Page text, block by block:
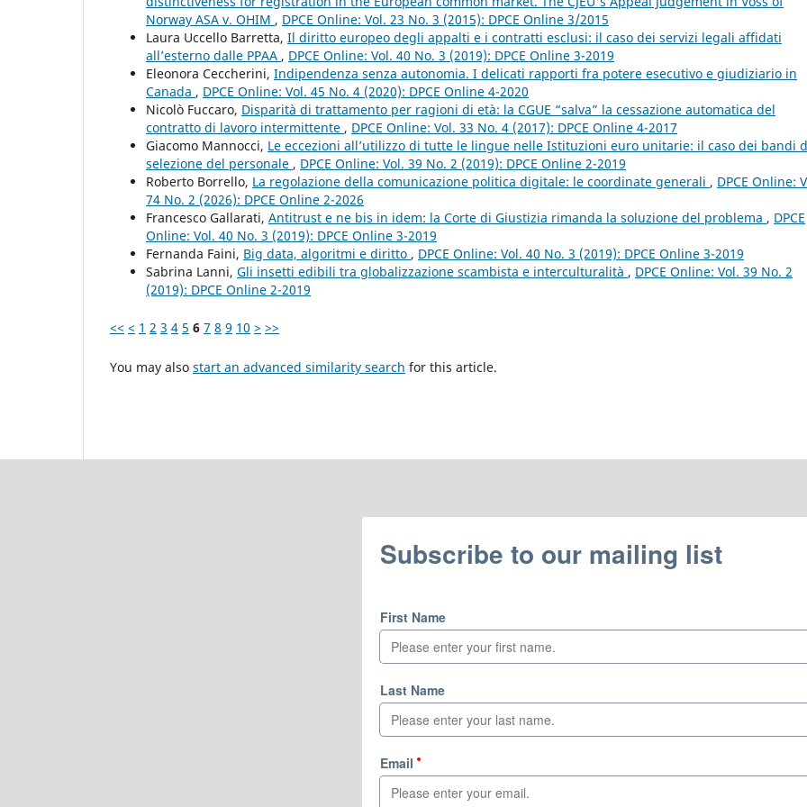
Norway ASA v. OHIM , DPCE Online: Vol. 23 No. 3 (2015): DPCE Online 3/2015
Laura Uccello Barretta, Il diritto europeo degli appalti e i contratti esclusi: il caso dei servizi legali affidati
all’esterno dalle PPAA , DPCE Online: Vol. 40 No. 3 (2019): DPCE Online 3-2019
Eleonora Ceccherini, Indipendenza senza autonomia. I delicati rapporti fra potere esecutivo e giudiziario in
Canada , DPCE Online: Vol. 45 No. 4 (2020): DPCE Online 4-2020
Nicolò Fuccaro, Disparità di trattamento per ragioni di età: la CGUE “salva” la cessazione automatica del
contratto di lavoro intermittente , DPCE Online: Vol. 33 No. 4 (2017): DPCE Online 4-2017
Giacomo Mannocci, Le eccezioni all’utilizzo di tutte le lingue nelle Istituzioni euro unitarie: il caso dei bandi
selezione del personale , DPCE Online: Vol. 39 No. 2 (2019): DPCE Online 2-2019
Roberto Borrello, La regolazione della comunicazione politica digitale: le coordinate generali , DPCE Online:
74 No. 2 (2026): DPCE Online 2-2026
Francesco Gallarati, Antitrust e ne bis in idem: la Corte di Giustizia rimanda la soluzione del problema , DPCE
Online: Vol. 40 No. 3 (2019): DPCE Online 3-2019
Fernanda Faini, Big data, algoritmi e diritto , DPCE Online: Vol. 40 No. 3 (2019): DPCE Online 3-2019
Sabrina Lanni, Gli insetti edibili tra globalizzazione scambista e interculturalità , DPCE Online: Vol. 39 No. 2
(2019): DPCE Online 2-2019
<< < 1 2 3 4 5 6 7 8 9 10 > >>
You may also start an advanced similarity search for this article.